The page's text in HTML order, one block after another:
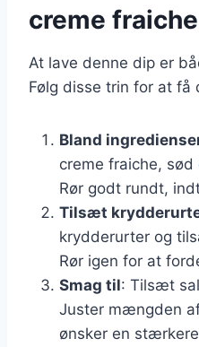
creme
At lave denne dip er
Følg disse trin for at få
Bland
creme fraiche, sød
Rør godt rundt,
Tilsæt
krydderurter og
Rør igen for at
Smag til: Tilsæt
Juster mængden
ønsker en